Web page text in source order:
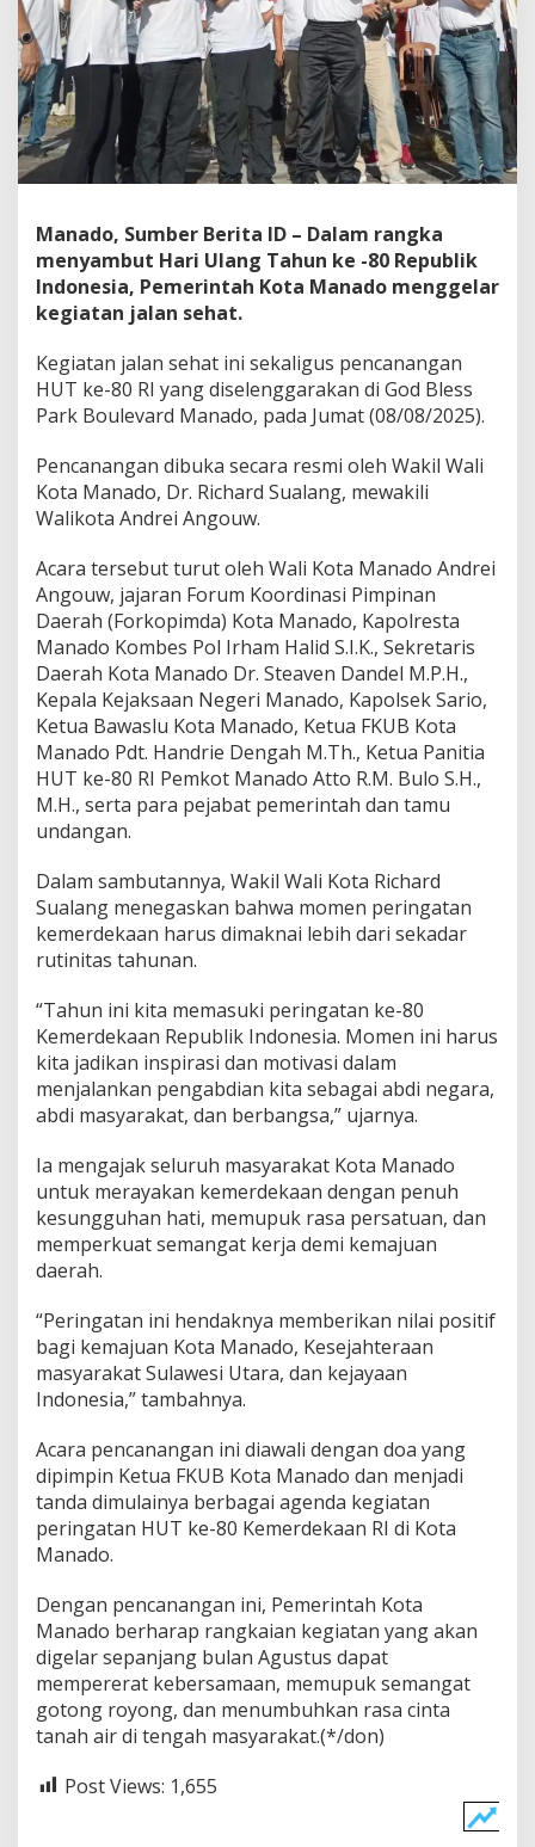
l
a
n
g
:
J
a
d
i
a
n
M
o
m
n
u
m
n
i
e
a
g
a
i
S
u
m
b
e
r
M
o
v
a
s
i
n
I
n
s
p
i
a
s
i
Manado, Sumber Berita ID – Dalam rangka
menyambut Hari Ulang Tahun ke -80 Republik
Indonesia, Pemerintah Kota Manado menggelar
kegiatan jalan sehat.
Kegiatan jalan sehat ini sekaligus pencanangan
HUT ke-80 RI yang diselenggarakan di God Bless
Park Boulevard Manado, pada Jumat (08/08/2025).
Pencanangan dibuka secara resmi oleh Wakil Wali
Kota Manado, Dr. Richard Sualang, mewakili
Walikota Andrei Angouw.
Acara tersebut turut oleh Wali Kota Manado Andrei
Angouw, jajaran Forum Koordinasi Pimpinan
Daerah (Forkopimda) Kota Manado, Kapolresta
Manado Kombes Pol Irham Halid S.I.K., Sekretaris
Daerah Kota Manado Dr. Steaven Dandel M.P.H.,
Kepala Kejaksaan Negeri Manado, Kapolsek Sario,
Ketua Bawaslu Kota Manado, Ketua FKUB Kota
Manado Pdt. Handrie Dengah M.Th., Ketua Panitia
HUT ke-80 RI Pemkot Manado Atto R.M. Bulo S.H.,
M.H., serta para pejabat pemerintah dan tamu
undangan.
Dalam sambutannya, Wakil Wali Kota Richard
Sualang menegaskan bahwa momen peringatan
kemerdekaan harus dimaknai lebih dari sekadar
rutinitas tahunan.
“Tahun ini kita memasuki peringatan ke-80
Kemerdekaan Republik Indonesia. Momen ini harus
kita jadikan inspirasi dan motivasi dalam
menjalankan pengabdian kita sebagai abdi negara,
abdi masyarakat, dan berbangsa,” ujarnya.
Ia mengajak seluruh masyarakat Kota Manado
untuk merayakan kemerdekaan dengan penuh
kesungguhan hati, memupuk rasa persatuan, dan
memperkuat semangat kerja demi kemajuan
daerah.
“Peringatan ini hendaknya memberikan nilai positif
bagi kemajuan Kota Manado, Kesejahteraan
masyarakat Sulawesi Utara, dan kejayaan
Indonesia,” tambahnya.
Acara pencanangan ini diawali dengan doa yang
dipimpin Ketua FKUB Kota Manado dan menjadi
tanda dimulainya berbagai agenda kegiatan
peringatan HUT ke-80 Kemerdekaan RI di Kota
Manado.
Dengan pencanangan ini, Pemerintah Kota
Manado berharap rangkaian kegiatan yang akan
digelar sepanjang bulan Agustus dapat
mempererat kebersamaan, memupuk semangat
gotong royong, dan menumbuhkan rasa cinta
tanah air di tengah masyarakat.(*/don)
Post Views: 1,655